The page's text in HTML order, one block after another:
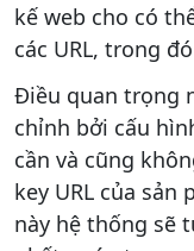
kế web cho có
các URL, trong
Điều quan trọng
chỉnh bởi cấu
cần và cũng
key URL của sản
này hệ thống sẽ